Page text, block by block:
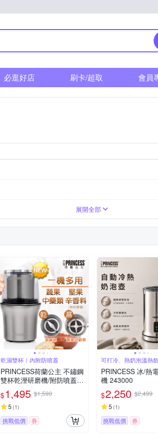
必逛好店 刷卡/超取 會員
展開全部
乾濕雙杯｜內附防噴蓋
PRINCESS荷蘭公主 不鏽鋼
雙杯乾溼研磨機/附防噴蓋 2
21030
$1,495 $1,590
5 (1)
挑戰低價 券
可打冷、熱奶泡溫熱
PRINCESS 冰/熱
機 243000
$2,250 $2,499
5 (1)
挑戰低價 券